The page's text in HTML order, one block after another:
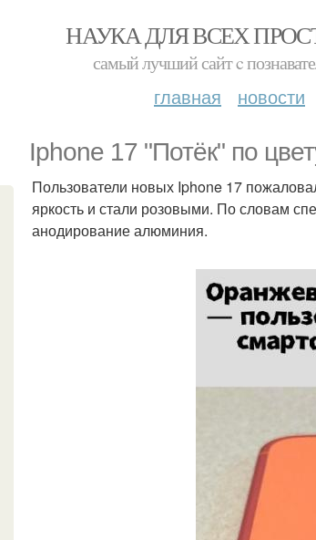
НАУКА ДЛЯ ВСЕХ
самый лучший сайт c
главная новости
Iphone 17 "Потёк" по
Пользователи новых Iphone 17
яркость и стали розовыми. По словам
анодирование алюминия.